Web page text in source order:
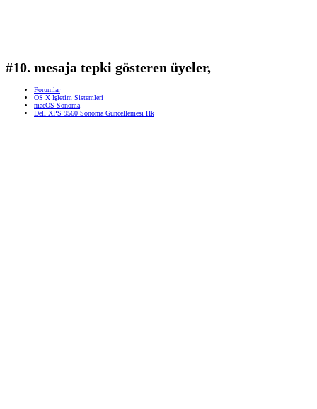
#10. mesaja tepki gösteren üyeler,
Forumlar
OS X İşletim Sistemleri
macOS Sonoma
Dell XPS 9560 Sonoma Güncellemesi Hk